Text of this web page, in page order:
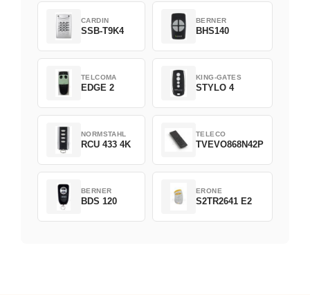
CARDIN
SSB-T9K4
BERNER
BHS140
TELCOMA
EDGE 2
KING-GATES
STYLO 4
NORMSTAHL
RCU 433 4K
TELECO
TVEVO868N42P
BERNER
BDS 120
ERONE
S2TR2641 E2